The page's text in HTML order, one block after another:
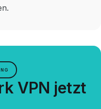
VPN jetzt